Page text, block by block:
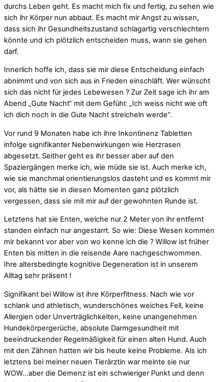
durchs Leben geht. Es macht mich fix und fertig, zu sehen wie
sich ihr Körper nun abbaut. Es macht mir Angst zu wissen,
dass sich ihr Gesundheitszustand schlagartig verschlechtern
könnte und ich plötzlich entscheiden muss, wann sie gehen
darf.
Innerlich hoffe ich, dass sie mir diese Entscheidung einfach
abnimmt und von sich aus in Frieden einschläft. Wer wünscht
sich das nicht für jedes Lebewesen ? Zur Zeit sage ich ihr am
Abend „Gute Nacht“ mit dem Gefühl: „Ich weiss nicht wie oft
ich dich noch in die Gute Nacht streicheln werde“.
Vor rund 9 Monaten habe ich ihre Inkontinenz Tabletten
infolge signifikanter Nebenwirkungen wie Herzrasen
abgesetzt. Seither geht es ihr besser aber auf den
Spaziergängen merke ich, wie müde sie ist. Auch merke ich,
wie sie manchmal orientierungslos dasteht und es kommt mir
vor, als hätte sie in diesen Momenten ganz plötzlich
vergessen, dass sie mit mir auf der gewohnten Runde ist.
Letztens hat sie Enten, welche nur 2 Meter von ihr entfernt
standen einfach nur angestarrt. So wie: Diese Wesen kommen
mir bekannt vor aber von wo kenne ich die ? Willow ist früher
Enten bis mitten in die reisende Aare nachgeschwommen.
Ihre altersbedingte kognitive Degeneration ist in unserem
Alltag sehr präsent !
Signifikant bei Willow ist ihre Körperfitness. Nach wie vor
schlank und athletisch, wunderschönes weiches Fell, keine
Allergien oder Unverträglichkeiten, keine unangenehmen
Hundekörpergerüche, absolute Darmgesundheit mit
beeindruckender Regelmäßigkeit für einen alten Hund. Auch
mit den Zähnen hatten wir bis heute keine Probleme. Als ich
letztens bei meiner neuen Tierärztin war meinte sie nur
WOW…aber die Demenz ist ein schwieriger Punkt und denn